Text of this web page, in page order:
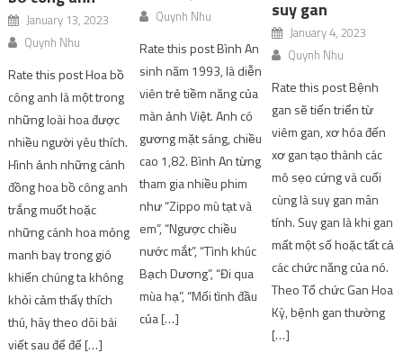
January 13, 2023
Quynh Nhu
Rate this post Hoa bồ
công anh là một trong
những loài hoa được
nhiều người yêu thích.
Hình ảnh những cánh
đồng hoa bồ công anh
trắng muốt hoặc
những cánh hoa mỏng
manh bay trong gió
khiến chúng ta không
khỏi cảm thấy thích
thú, hãy theo dõi bài
viết sau để để […]
Quynh Nhu
Rate this post Bình An
sinh năm 1993, là diễn
viên trẻ tiềm năng của
màn ảnh Việt. Anh có
gương mặt sáng, chiều
cao 1,82. Bình An từng
tham gia nhiều phim
như “Zippo mù tạt và
em”, “Ngược chiều
nước mắt”, “Tình khúc
Bạch Dương”, “Đi qua
mùa hạ”, “Mối tình đầu
của […]
suy gan
January 4, 2023
Quynh Nhu
Rate this post Bệnh
gan sẽ tiến triển từ
viêm gan, xơ hóa đến
xơ gan tạo thành các
mô sẹo cứng và cuối
cùng là suy gan mãn
tính. Suy gan là khi gan
mất một số hoặc tất cả
các chức năng của nó.
Theo Tổ chức Gan Hoa
Kỳ, bệnh gan thường
[…]